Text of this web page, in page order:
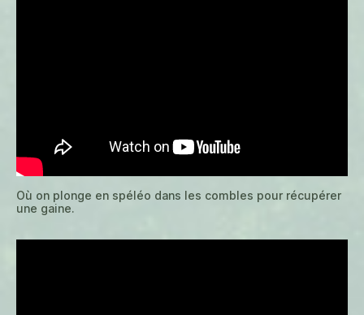
Où on plonge en spéléo dans les combles pour récupérer
une gaine.